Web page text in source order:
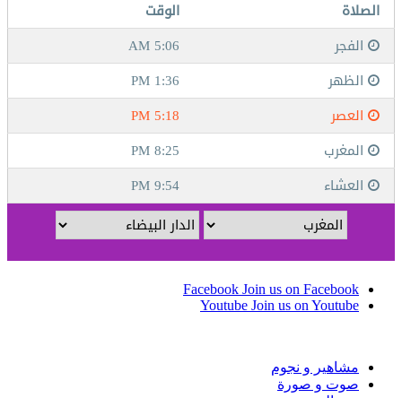
Facebook Join us on Facebook
Youtube Join us on Youtube
مشاهير و نجوم
صوت و صورة